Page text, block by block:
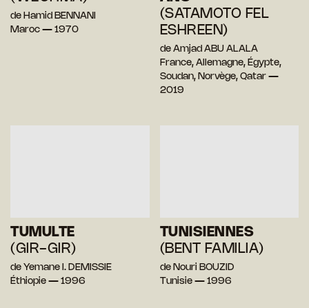
de Hamid BENNANI
Maroc — 1970
(SATAMOTO FEL
ESHREEN)
de Amjad ABU ALALA
France, Allemagne, Égypte,
Soudan, Norvège, Qatar —
2019
TUMULTE
(GIR-GIR)
de Yemane I. DEMISSIE
Éthiopie — 1996
TUNISIENNES
(BENT FAMILIA)
de Nouri BOUZID
Tunisie — 1996